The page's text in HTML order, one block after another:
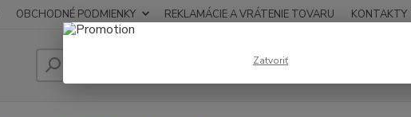
OBCHODNÉ PODMIENKY REKLAMÁCIE A VRÁTENIE TOVARU KONTAKTY
Hľadať
Zatvoriť